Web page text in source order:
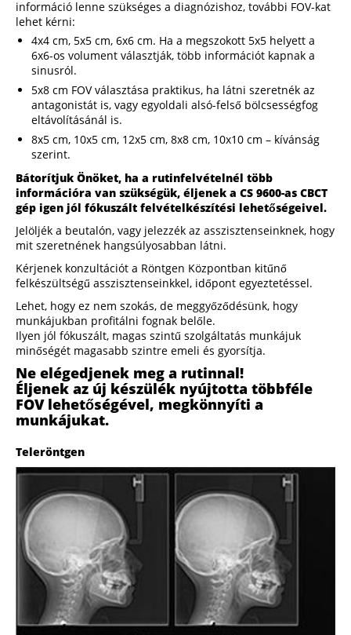
információ lenne szükséges a diagnózishoz, további FOV-kat
lehet kérni:
4x4 cm, 5x5 cm, 6x6 cm. Ha a megszokott 5x5 helyett a
6x6-os volument választják, több információt kapnak a
sinusról.
5x8 cm FOV választása praktikus, ha látni szeretnék az
antagonistát is, vagy egyoldali alsó-felső bölcsességfog
eltávolításánál is.
8x5 cm, 10x5 cm, 12x5 cm, 8x8 cm, 10x10 cm – kívánság
szerint.
Bátorítjuk Önöket, ha a rutinfelvételnél több
információra van szükségük, éljenek a CS 9600-as CBCT
gép igen jól fókuszált felvételkészítési lehetőségeivel.
Jelöljék a beutalón, vagy jelezzék az asszisztenseinknek, hogy
mit szeretnének hangsúlyosabban látni.
Kérjenek konzultációt a Röntgen Központban kitűnő
felkészültségű asszisztenseinkkel, időpont egyeztetéssel.
Lehet, hogy ez nem szokás, de meggyőződésünk, hogy
munkájukban profitálni fognak belőle.
Ilyen jól fókuszált, magas szintű szolgáltatás munkájuk
minőségét magasabb szintre emeli és gyorsítja.
Ne elégedjenek meg a rutinnal!
Éljenek az új készülék nyújtotta többféle
FOV lehetőségével, megkönnyíti a
munkájukat.
Teleröntgen